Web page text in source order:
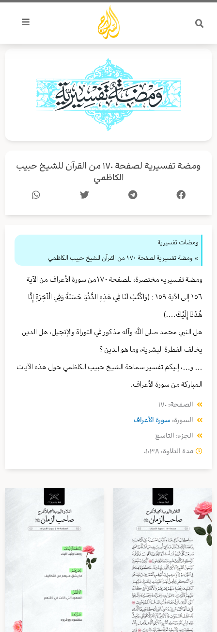
تخطي
المحتوى
ومضة تفسيرية لصفحة ١٧٠ من القرآن للشيخ حبيب
الكاظمي
ومضات تفسيرية
» ومضة تفسيرية لصفحة ١٧٠ من القرآن للشيخ حبيب الكاظمي
ومضة تفسيريه مختصرة، للصفحة ١٧٠من سورة الأعراف من الآية
١٥٦ إلى الآية ١٥٩ : (وَاكْتُبْ لَنَا فِي هَذِهِ الدُّنْيَا حَسَنَةً وَفِي الْآخِرَةِ إِنَّا
هُدْنَا إِلَيْكَ….)
هل النبي محمد صلى الله وآله مذكور في التوراة والإنجيل، هل الدين
يخالف الفطرة البشرية، وما هو الدين ؟
… و…، إليكم تفسير سماحة الشيخ حبيب الكاظمي حول هذه الآيات
المباركة من سورة الأعراف.
الصفحة: ١٧٠
السورة: سورة الأعراف
الجزء: التاسع
مدة التلاوة: ٠١:٣٨